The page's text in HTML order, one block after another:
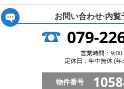
お問い合わせ·内覧
079-
営業時間：
定休日：年中無休 (
物件番号